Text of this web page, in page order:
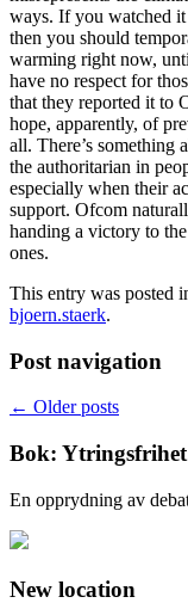
ways. If you watched
then you should
warming right now,
have no respect for
that they reported it to
hope, apparently, of
all. There’s something
the authoritarian in
especially when their
support. Ofcom
handing a victory to
ones.
This entry was posted
bjoern.staerk.
Post navigation
← Older posts
Bok: Ytringsfrihet
En opprydning av
New location